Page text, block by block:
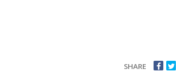
SHARE